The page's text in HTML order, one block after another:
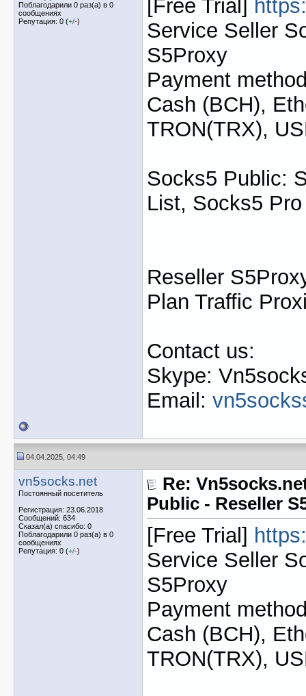
Поблагодарили 0 раз(а) в 0
сообщениях
Репутация: 0 (+/-)
[Free Trial]
Service Seller
S5Proxy
Payment
Cash (BCH),
TRON(TRX),
Socks5 Public:
List, Socks5 Pro
Reseller
Plan Traffic
Contact us:
Skype:
Email:
04.04.2025, 04:49
vn5socks.net
Постоянный посетитель
Регистрация: 23.06.2018
Сообщений: 634
Сказал(а) спасибо: 0
Поблагодарили 0 раз(а) в 0
сообщениях
Репутация: 0 (+/-)
Re:
Public - Reseller
[Free Trial]
Service Seller
S5Proxy
Payment
Cash (BCH),
TRON(TRX),